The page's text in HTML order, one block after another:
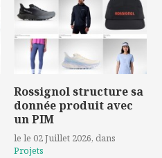
Rossignol structure sa
donnée produit avec
un PIM
le le 02 Juillet 2026, dans
Projets